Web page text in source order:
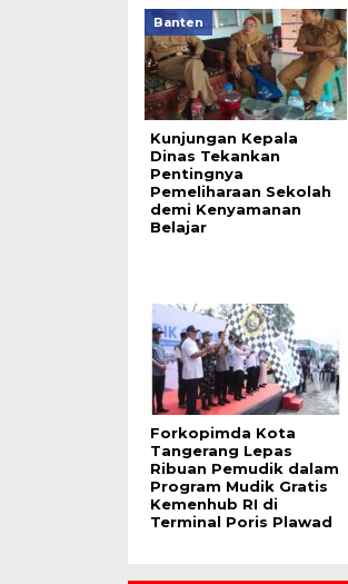
Banten
Kunjungan Kepala
Dinas Tekankan
Pentingnya
Pemeliharaan Sekolah
demi Kenyamanan
Belajar
Forkopimda Kota
Tangerang Lepas
Ribuan Pemudik dalam
Program Mudik Gratis
Kemenhub RI di
Terminal Poris Plawad